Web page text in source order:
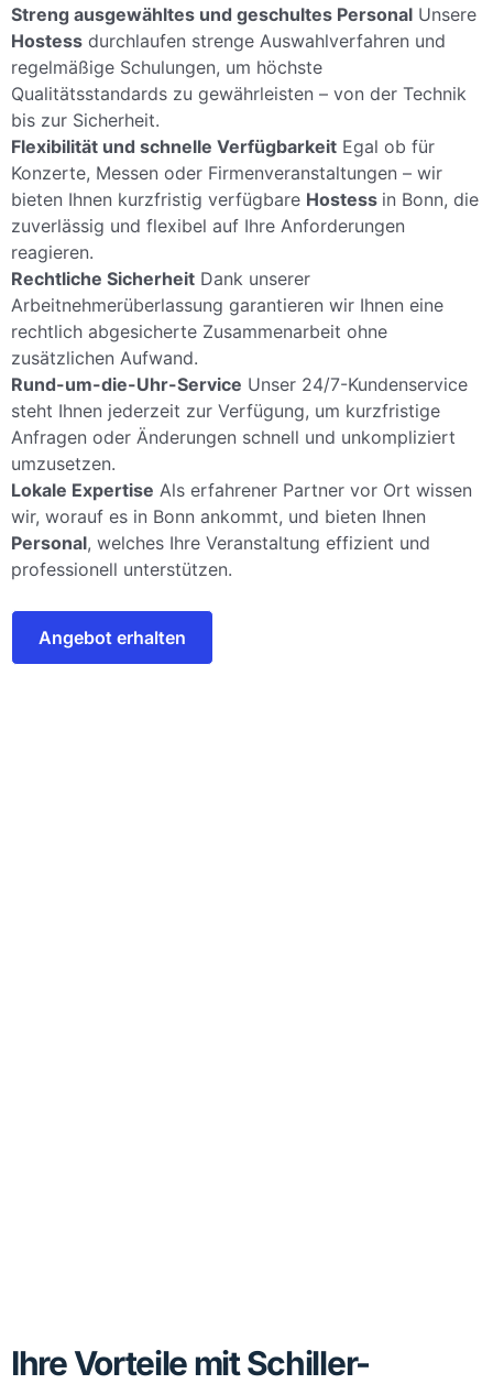
Streng ausgewähltes und geschultes Personal Unsere
Hostess durchlaufen strenge Auswahlverfahren und
regelmäßige Schulungen, um höchste
Qualitätsstandards zu gewährleisten – von der Technik
bis zur Sicherheit.
Flexibilität und schnelle Verfügbarkeit Egal ob für
Konzerte, Messen oder Firmenveranstaltungen – wir
bieten Ihnen kurzfristig verfügbare Hostess in Bonn, die
zuverlässig und flexibel auf Ihre Anforderungen
reagieren.
Rechtliche Sicherheit Dank unserer
Arbeitnehmerüberlassung garantieren wir Ihnen eine
rechtlich abgesicherte Zusammenarbeit ohne
zusätzlichen Aufwand.
Rund-um-die-Uhr-Service Unser 24/7-Kundenservice
steht Ihnen jederzeit zur Verfügung, um kurzfristige
Anfragen oder Änderungen schnell und unkompliziert
umzusetzen.
Lokale Expertise Als erfahrener Partner vor Ort wissen
wir, worauf es in Bonn ankommt, und bieten Ihnen
Personal, welches Ihre Veranstaltung effizient und
professionell unterstützen.
Angebot erhalten
Ihre Vorteile mit Schiller-